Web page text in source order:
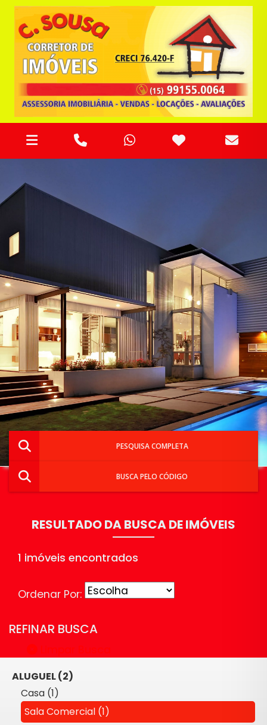
PESQUISA COMPLETA
BUSCA PELO CÓDIGO
RESULTADO DA BUSCA DE IMÓVEIS
1 imóveis encontrados
Ordenar Por:
REFINAR BUSCA
ALUGUEL (2)
Casa (1)
Sala Comercial (1)